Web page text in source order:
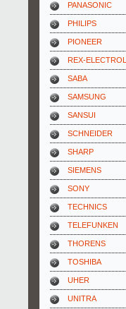
PANASONIC
PHILIPS
PIONEER
REX-
SABA
SAMSUNG
SANSUI
SCHNEIDER
SHARP
SIEMENS
SONY
TECHNICS
TELEFUNKEN
THORENS
TOSHIBA
UHER
UNITRA